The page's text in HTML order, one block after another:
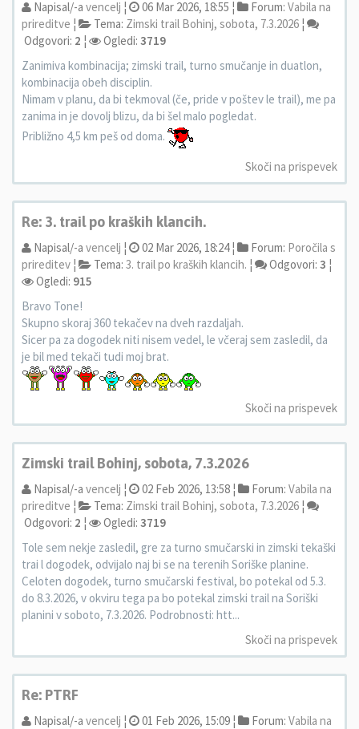
Napisal/-a vencelj ¦ 06 Mar 2026, 18:55 ¦ Forum: Vabila na
prireditve ¦ Tema: Zimski trail Bohinj, sobota, 7.3.2026 ¦
Odgovori: 2 ¦ Ogledi: 3719
Zanimiva kombinacija; zimski trail, turno smučanje in duatlon,
kombinacija obeh disciplin.
Nimam v planu, da bi tekmoval (če, pride v poštev le trail), me pa
zanima in je dovolj blizu, da bi šel malo pogledat.
Približno 4,5 km peš od doma.
Skoči na prispevek
Re: 3. trail po kraških klancih.
Napisal/-a vencelj ¦ 02 Mar 2026, 18:24 ¦ Forum: Poročila s
prireditev ¦ Tema: 3. trail po kraških klancih. ¦ Odgovori: 3 ¦
Ogledi: 915
Bravo Tone!
Skupno skoraj 360 tekačev na dveh razdaljah.
Sicer pa za dogodek niti nisem vedel, le včeraj sem zasledil, da
je bil med tekači tudi moj brat.
Skoči na prispevek
Zimski trail Bohinj, sobota, 7.3.2026
Napisal/-a vencelj ¦ 02 Feb 2026, 13:58 ¦ Forum: Vabila na
prireditve ¦ Tema: Zimski trail Bohinj, sobota, 7.3.2026 ¦
Odgovori: 2 ¦ Ogledi: 3719
Tole sem nekje zasledil, gre za turno smučarski in zimski tekaški
trai l dogodek, odvijalo naj bi se na terenih Soriške planine.
Celoten dogodek, turno smučarski festival, bo potekal od 5.3.
do 8.3.2026, v okviru tega pa bo potekal zimski trail na Soriški
planini v soboto, 7.3.2026. Podrobnosti: htt...
Skoči na prispevek
Re: PTRF
Napisal/-a vencelj ¦ 01 Feb 2026, 15:09 ¦ Forum: Vabila na